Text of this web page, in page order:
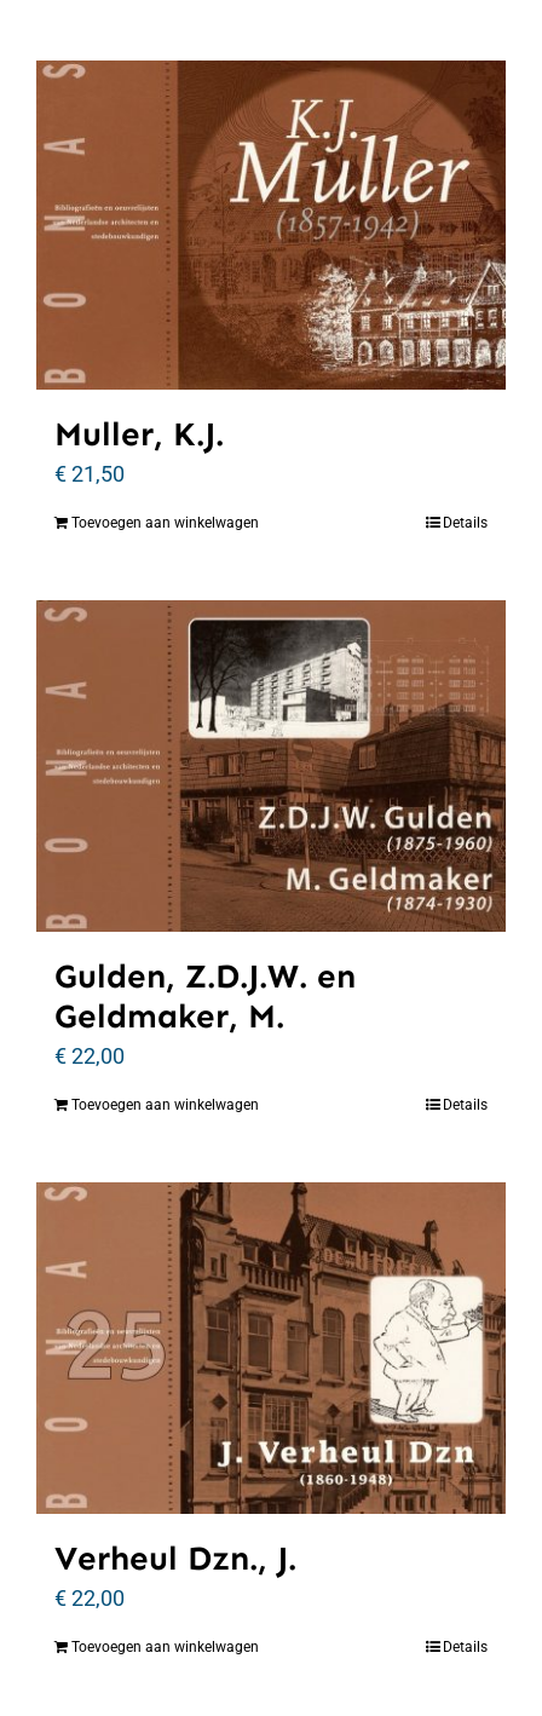
Muller, K.J.
€21,50
Toevoegen aan winkelwagen Details
Gulden, Z.D.J.W. en
Geldmaker, M.
€22,00
Toevoegen aan winkelwagen Details
Verheul Dzn., J.
€22,00
Toevoegen aan winkelwagen Details